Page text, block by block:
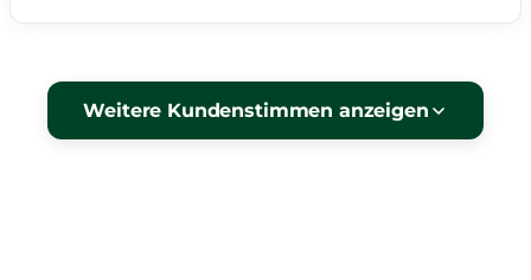
Weitere Kundenstimmen anzeigen